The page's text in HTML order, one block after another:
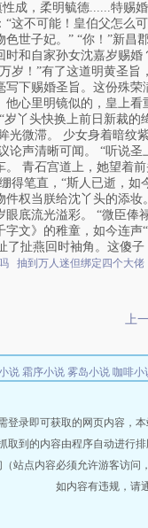
成，柔明毓德......特
这不可能！皇伯父怎么
世子妃。” “你！”新
和自家孙女沈嘉岁赐
岁！”有了这道明黄圣
下赐婚圣旨。这份殊
心里明镜似的，皇上
丫头快换上前日新裁
光微滞。 少女身着暗
论声清晰可闻。 “听说
青石宫道上，她望着
得笔直，“斯人已逝，
权当朕给沈丫头的添
底流光溢彩。 “微臣
文》的稚童，如今连
了扯燕回时袖角。这傻
抽到万人迷但绑定四个大佬
上
说 霜序小说 雾岛小说 咖啡小
录即可获取的网页内容，
取到的内容由程序自动进行
站点内容必须允许游客访
如内容有违规，请